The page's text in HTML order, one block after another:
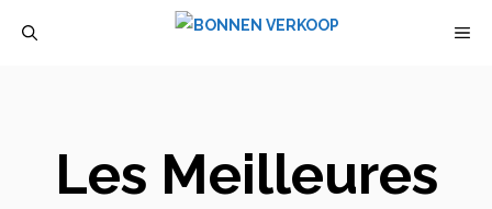
Les Meilleures